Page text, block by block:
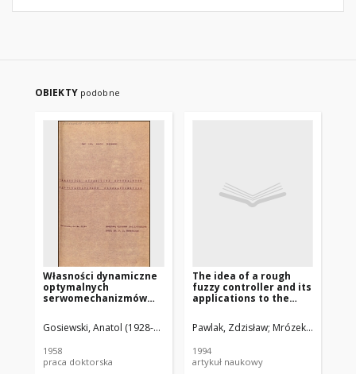
OBIEKTY podobne
Własności dynamiczne
optymalnych
serwomechanizmów
[rozprawa doktorska]
Gosiewski, Anatol (1928-2005) Nowacki, Paweł Jan (1905-1979).
1958
praca doktorska
The idea of a rough
fuzzy controller and its
applications to the
pendulum-car system
Pawlak, Zdzisław Mrózek, Adam
1994
artykuł naukowy